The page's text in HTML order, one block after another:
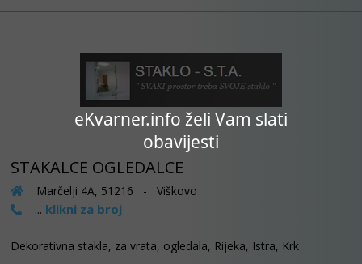
eKvarner.info želi Vam slati
obavijesti
STAKALCE OGLEDALCE
Marčelji 4A, 51216 - Viškovo
... klikni za broj
Dekorativna stakla, za vrata, ogledala, Rijeka, Istra, Krk